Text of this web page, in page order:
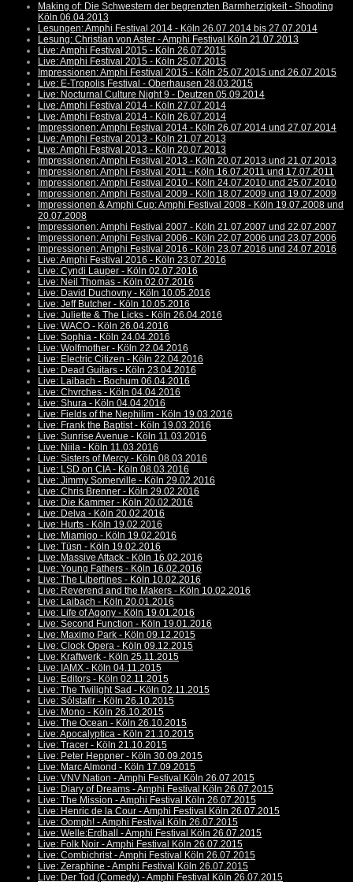
Making of: Die Schwestern der begrenzten Barmherzigkeit - Shooting
Köln 06.04.2013
Lesungen: Amphi Festival 2014 - Köln 26.07.2014 bis 27.07.2014
Lesung: Christian von Aster - Amphi Festival Köln 21.07.2013
Live: Amphi Festival 2015 - Köln 26.07.2015
Live: Amphi Festival 2015 - Köln 25.07.2015
Impressionen: Amphi Festival 2015 - Köln 25.07.2015 und 26.07.2015
Live: E-Tropolis Festival - Oberhausen 28.03.2015
Live: Nocturnal Culture Night 9 - Deutzen 05.09.2014
Live: Amphi Festival 2014 - Köln 27.07.2014
Live: Amphi Festival 2014 - Köln 26.07.2014
Impressionen: Amphi Festival 2014 - Köln 26.07.2014 und 27.07.2014
Live: Amphi Festival 2013 - Köln 21.07.2013
Live: Amphi Festival 2013 - Köln 20.07.2013
Impressionen: Amphi Festival 2013 - Köln 20.07.2013 und 21.07.2013
Impressionen: Amphi Festival 2011 - Köln 16.07.2011 und 17.07.2011
Impressionen: Amphi Festival 2010 - Köln 24.07.2010 und 25.07.2010
Impressionen: Amphi Festival 2009 - Köln 18.07.2009 und 19.07.2009
Impressionen & Amphi Cup: Amphi Festival 2008 - Köln 19.07.2008 und
20.07.2008
Impressionen: Amphi Festival 2007 - Köln 21.07.2007 und 22.07.2007
Impressionen: Amphi Festival 2006 - Köln 22.07.2006 und 23.07.2006
Impressionen: Amphi Festival 2016 - Köln 23.07.2016 und 24.07.2016
Live: Amphi Festival 2016 - Köln 23.07.2016
Live: Cyndi Lauper - Köln 02.07.2016
Live: Neil Thomas - Köln 02.07.2016
Live: David Duchovny - Köln 10.05.2016
Live: Jeff Butcher - Köln 10.05.2016
Live: Juliette & The Licks - Köln 26.04.2016
Live: WACO - Köln 26.04.2016
Live: Sophia - Köln 24.04.2016
Live: Wolfmother - Köln 22.04.2016
Live: Electric Citizen - Köln 22.04.2016
Live: Dead Guitars - Köln 23.04.2016
Live: Laibach - Bochum 06.04.2016
Live: Chvrches - Köln 04.04.2016
Live: Shura - Köln 04.04.2016
Live: Fields of the Nephilim - Köln 19.03.2016
Live: Frank the Baptist - Köln 19.03.2016
Live: Sunrise Avenue - Köln 11.03.2016
Live: Niila - Köln 11.03.2016
Live: Sisters of Mercy - Köln 08.03.2016
Live: LSD on CIA - Köln 08.03.2016
Live: Jimmy Somerville - Köln 29.02.2016
Live: Chris Brenner - Köln 29.02.2016
Live: Die Kammer - Köln 20.02.2016
Live: Delva - Köln 20.02.2016
Live: Hurts - Köln 19.02.2016
Live: Miamigo - Köln 19.02.2016
Live: Tüsn - Köln 19.02.2016
Live: Massive Attack - Köln 16.02.2016
Live: Young Fathers - Köln 16.02.2016
Live: The Libertines - Köln 10.02.2016
Live: Reverend and the Makers - Köln 10.02.2016
Live: Laibach - Köln 20.01.2016
Live: Life of Agony - Köln 19.01.2016
Live: Second Function - Köln 19.01.2016
Live: Maximo Park - Köln 09.12.2015
Live: Clock Opera - Köln 09.12.2015
Live: Kraftwerk - Köln 25.11.2015
Live: IAMX - Köln 04.11.2015
Live: Editors - Köln 02.11.2015
Live: The Twilight Sad - Köln 02.11.2015
Live: Sólstafir - Köln 26.10.2015
Live: Mono - Köln 26.10.2015
Live: The Ocean - Köln 26.10.2015
Live: Apocalyptica - Köln 21.10.2015
Live: Tracer - Köln 21.10.2015
Live: Peter Heppner - Köln 30.09.2015
Live: Marc Almond - Köln 17.09.2015
Live: VNV Nation - Amphi Festival Köln 26.07.2015
Live: Diary of Dreams - Amphi Festival Köln 26.07.2015
Live: The Mission - Amphi Festival Köln 26.07.2015
Live: Henric de la Cour - Amphi Festival Köln 26.07.2015
Live: Oomph! - Amphi Festival Köln 26.07.2015
Live: Welle:Erdball - Amphi Festival Köln 26.07.2015
Live: Folk Noir - Amphi Festival Köln 26.07.2015
Live: Combichrist - Amphi Festival Köln 26.07.2015
Live: Zeraphine - Amphi Festival Köln 26.07.2015
Live: Der Tod (Comedy) - Amphi Festival Köln 26.07.2015